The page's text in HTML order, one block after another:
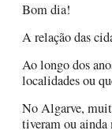
Bom dia!
A relação das
Ao longo dos
localidades ou
No Algarve,
tiveram ou ainda